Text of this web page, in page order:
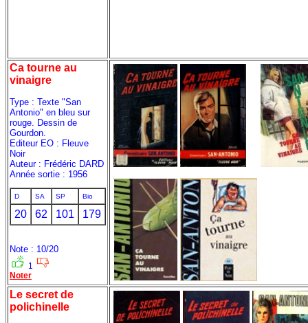
Ca tourne au
vinaigre
Type : Texte "San
Antonio" en bleu sur
rouge. Dessin de
Gourdon.
Editeur EO : Fleuve
Noir
Auteur : Frédéric DARD
Année sortie : 1956
D SA SP Bio
20 62 101 179
Note : 10/20
1
Noter
Le secret de
polichinelle